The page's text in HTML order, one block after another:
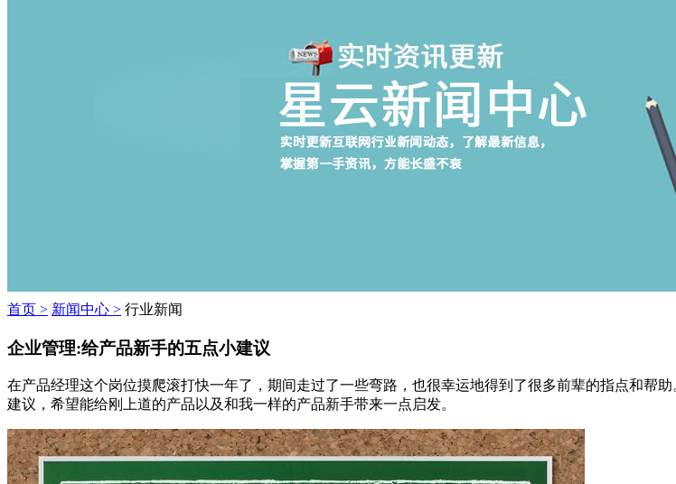
首页 > 新闻中心 > 行业新闻
企业管理:给产品新手的五点小建议
在产品经理这个岗位摸爬滚打快一年了，期间走过了一些弯路，也很幸运地得到了很多前辈的指点和帮
建议，希望能给刚上道的产品以及和我一样的产品新手带来一点启发。